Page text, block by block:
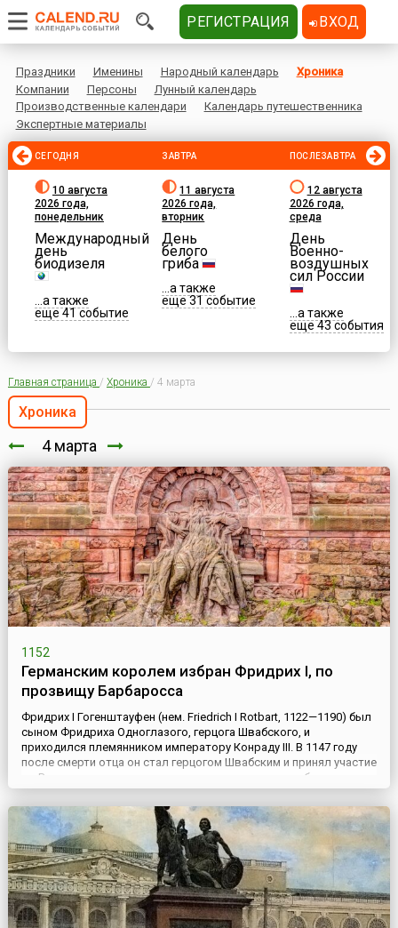
Праздники Именины Народный календарь
Хроника
Компании
Персоны
Лунный календарь
Производственные календари
Календарь путешественника
Экспертные материалы
СЕГОДНЯ
10 августа
2026 года,
понедельник
Международный
день
биодизеля
...а также
еще 41 событие
ЗАВТРА
11 августа
2026 года,
вторник
День
белого
гриба
...а также
еще 31 событие
ПОСЛЕЗАВТРА
12 августа
2026 года,
среда
День
Военно-
воздушных
сил России
...а также
еще 43 события
Главная страница / Хроника / 4 марта
Хроника
4 марта
1152
Германским королем избран Фридрих I, по
прозвищу Барбаросса
Фридрих I Гогенштауфен (нем. Friedrich I Rotbart, 1122—1190) был
сыном Фридриха Одноглазого, герцога Швабского, и
приходился племянником императору Конраду III. В 1147 году
после смерти отца он стал герцогом Швабским и принял участие
во Втором крестовом походе, во время которого, благодаря
своей храбрости и доблести, завоевал всеобщее уважение.
Возвратившись в Германию, император (приходящийся...
РЕГИСТРАЦИЯ ВХОД